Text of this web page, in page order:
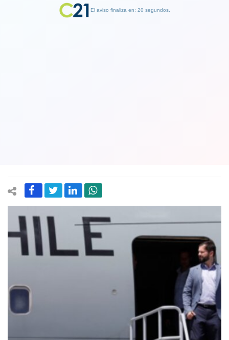
El aviso finaliza en: 19 segundos.